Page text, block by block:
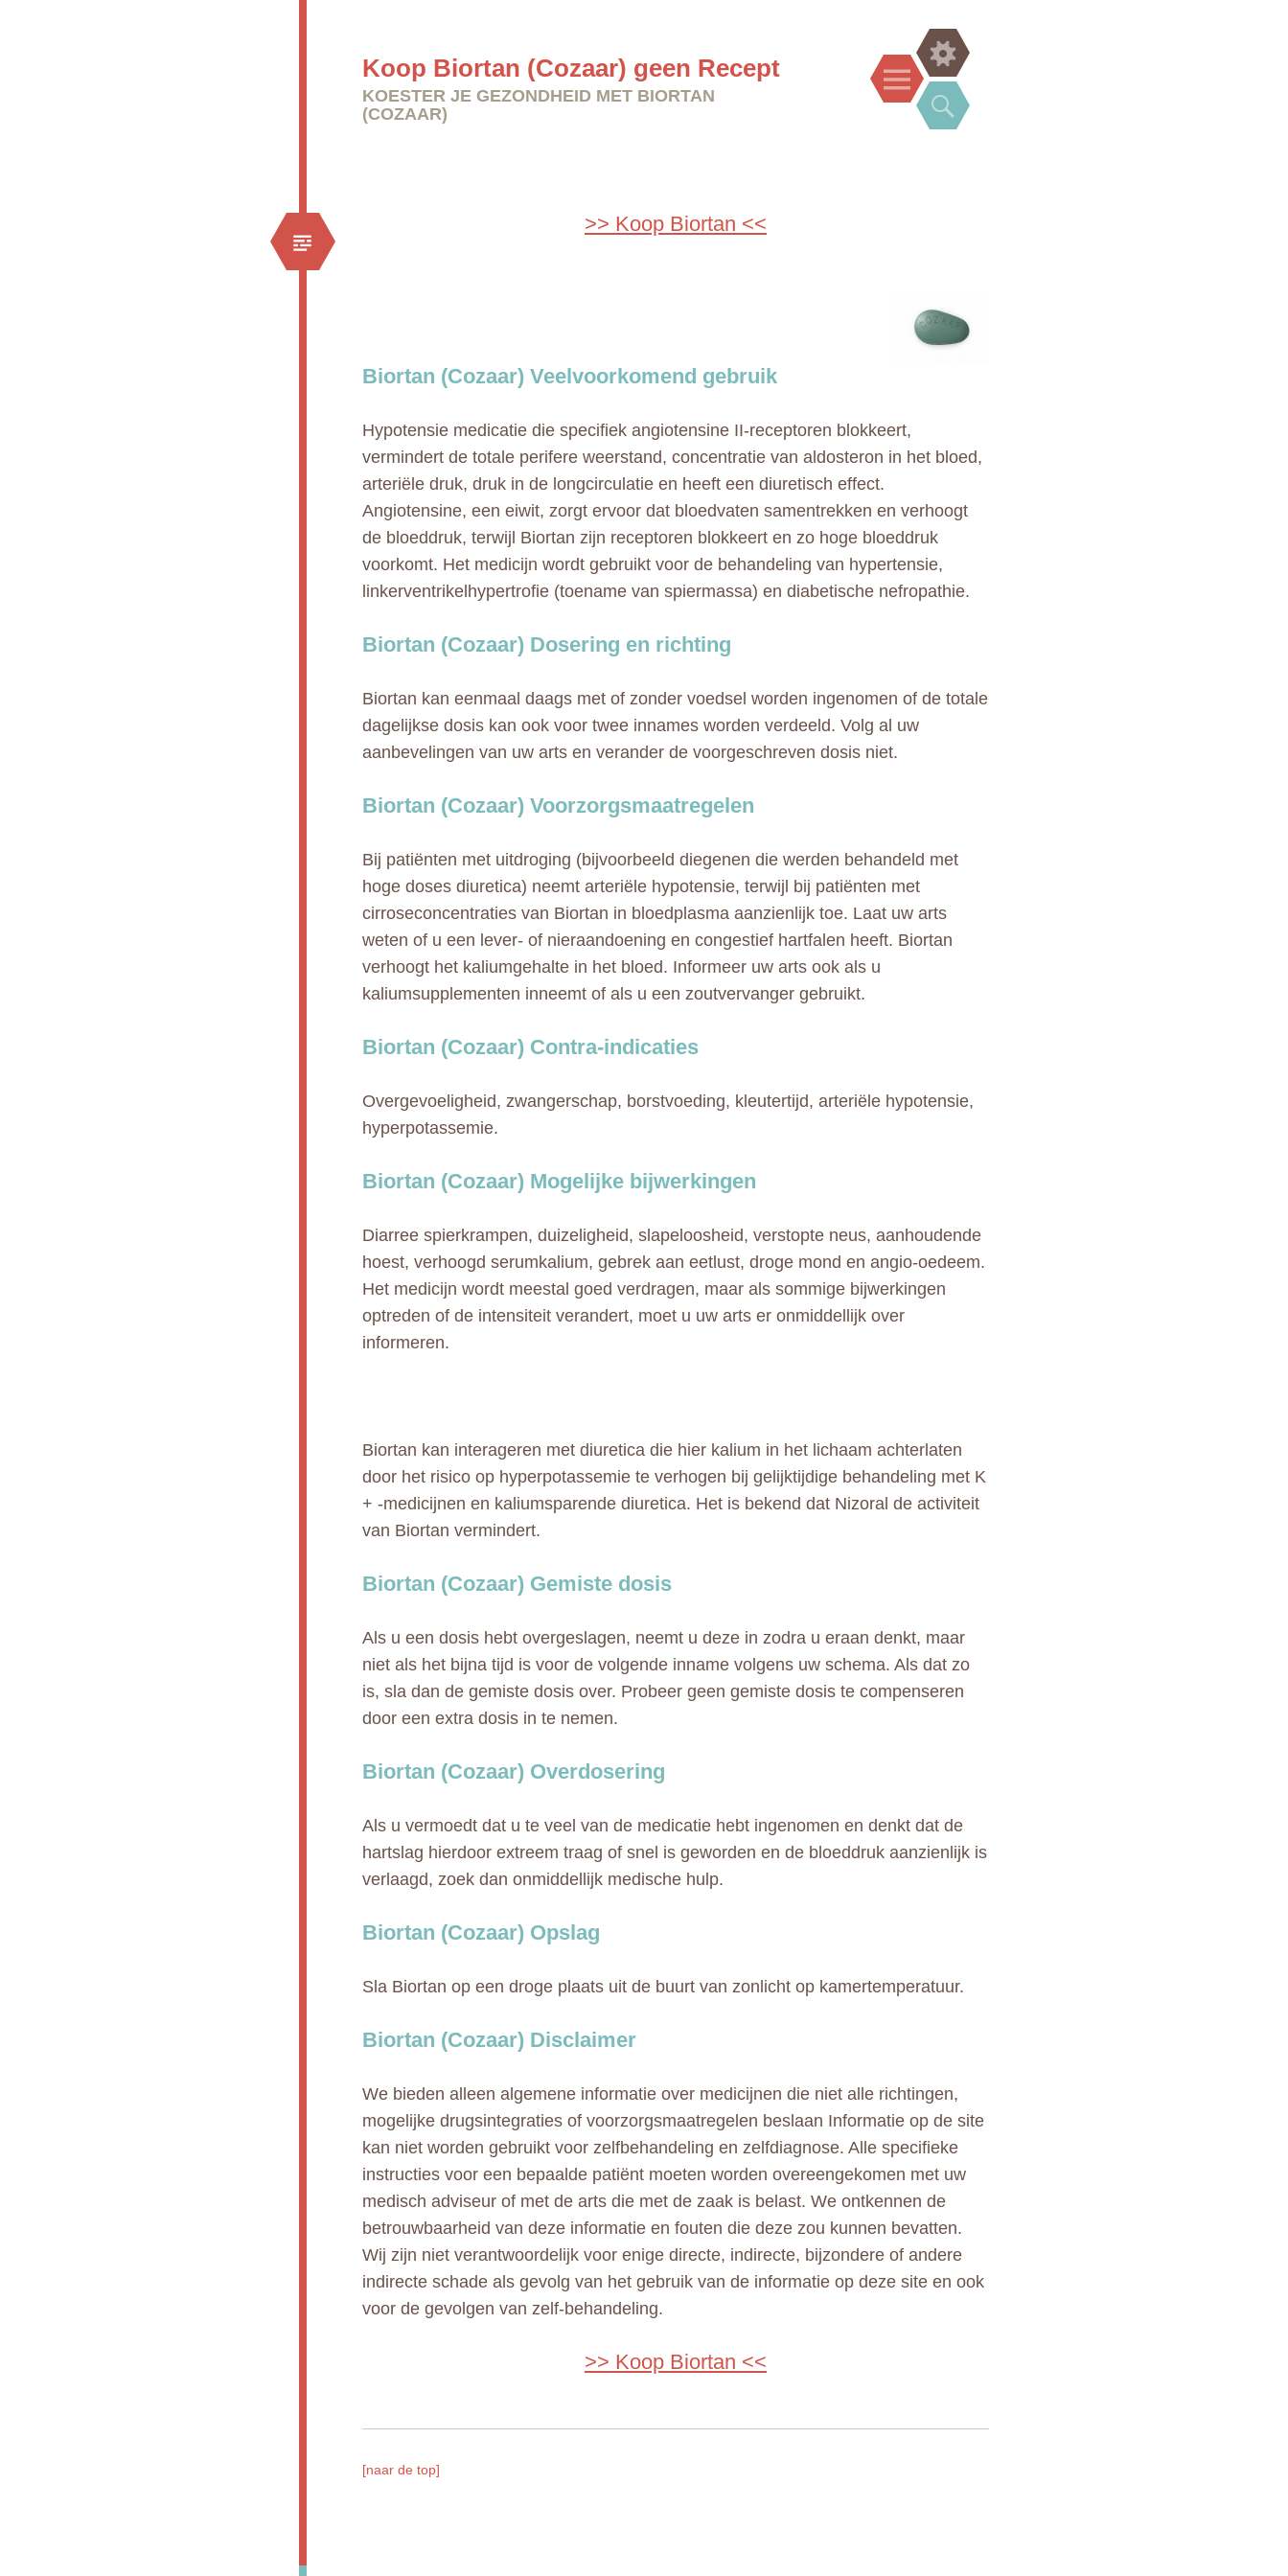
Koop Biortan (Cozaar) geen Recept
KOESTER JE GEZONDHEID MET BIORTAN
(COZAAR)
Menu
Widgets
Search
>> Koop Biortan <<
Biortan (Cozaar) Veelvoorkomend gebruik
Hypotensie medicatie die specifiek angiotensine II-receptoren blokkeert,
vermindert de totale perifere weerstand, concentratie van aldosteron in het bloed,
arteriële druk, druk in de longcirculatie en heeft een diuretisch effect.
Angiotensine, een eiwit, zorgt ervoor dat bloedvaten samentrekken en verhoogt
de bloeddruk, terwijl Biortan zijn receptoren blokkeert en zo hoge bloeddruk
voorkomt. Het medicijn wordt gebruikt voor de behandeling van hypertensie,
linkerventrikelhypertrofie (toename van spiermassa) en diabetische nefropathie.
Biortan (Cozaar) Dosering en richting
Biortan kan eenmaal daags met of zonder voedsel worden ingenomen of de totale
dagelijkse dosis kan ook voor twee innames worden verdeeld. Volg al uw
aanbevelingen van uw arts en verander de voorgeschreven dosis niet.
Biortan (Cozaar) Voorzorgsmaatregelen
Bij patiënten met uitdroging (bijvoorbeeld diegenen die werden behandeld met
hoge doses diuretica) neemt arteriële hypotensie, terwijl bij patiënten met
cirroseconcentraties van Biortan in bloedplasma aanzienlijk toe. Laat uw arts
weten of u een lever- of nieraandoening en congestief hartfalen heeft. Biortan
verhoogt het kaliumgehalte in het bloed. Informeer uw arts ook als u
kaliumsupplementen inneemt of als u een zoutvervanger gebruikt.
Biortan (Cozaar) Contra-indicaties
Overgevoeligheid, zwangerschap, borstvoeding, kleutertijd, arteriële hypotensie,
hyperpotassemie.
Biortan (Cozaar) Mogelijke bijwerkingen
Diarree spierkrampen, duizeligheid, slapeloosheid, verstopte neus, aanhoudende
hoest, verhoogd serumkalium, gebrek aan eetlust, droge mond en angio-oedeem.
Het medicijn wordt meestal goed verdragen, maar als sommige bijwerkingen
optreden of de intensiteit verandert, moet u uw arts er onmiddellijk over
informeren.
Biortan kan interageren met diuretica die hier kalium in het lichaam achterlaten
door het risico op hyperpotassemie te verhogen bij gelijktijdige behandeling met K
+ -medicijnen en kaliumsparende diuretica. Het is bekend dat Nizoral de activiteit
van Biortan vermindert.
Biortan (Cozaar) Gemiste dosis
Als u een dosis hebt overgeslagen, neemt u deze in zodra u eraan denkt, maar
niet als het bijna tijd is voor de volgende inname volgens uw schema. Als dat zo
is, sla dan de gemiste dosis over. Probeer geen gemiste dosis te compenseren
door een extra dosis in te nemen.
Biortan (Cozaar) Overdosering
Als u vermoedt dat u te veel van de medicatie hebt ingenomen en denkt dat de
hartslag hierdoor extreem traag of snel is geworden en de bloeddruk aanzienlijk is
verlaagd, zoek dan onmiddellijk medische hulp.
Biortan (Cozaar) Opslag
Sla Biortan op een droge plaats uit de buurt van zonlicht op kamertemperatuur.
Biortan (Cozaar) Disclaimer
We bieden alleen algemene informatie over medicijnen die niet alle richtingen,
mogelijke drugsintegraties of voorzorgsmaatregelen beslaan Informatie op de site
kan niet worden gebruikt voor zelfbehandeling en zelfdiagnose. Alle specifieke
instructies voor een bepaalde patiënt moeten worden overeengekomen met uw
medisch adviseur of met de arts die met de zaak is belast. We ontkennen de
betrouwbaarheid van deze informatie en fouten die deze zou kunnen bevatten.
Wij zijn niet verantwoordelijk voor enige directe, indirecte, bijzondere of andere
indirecte schade als gevolg van het gebruik van de informatie op deze site en ook
voor de gevolgen van zelf-behandeling.
>> Koop Biortan <<
[naar de top]